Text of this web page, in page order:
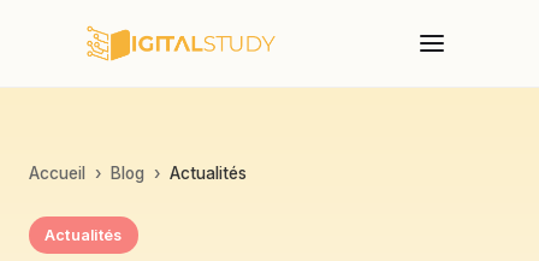
Accueil › Blog › Actualités
Actualités